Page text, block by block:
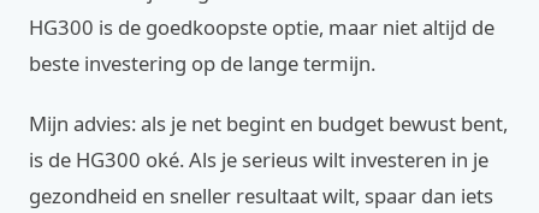
HG300 is de goedkoopste optie, maar niet altijd de
beste investering op de lange termijn.
Mijn advies: als je net begint en budget bewust bent,
is de HG300 oké. Als je serieus wilt investeren in je
gezondheid en sneller resultaat wilt, spaar dan iets